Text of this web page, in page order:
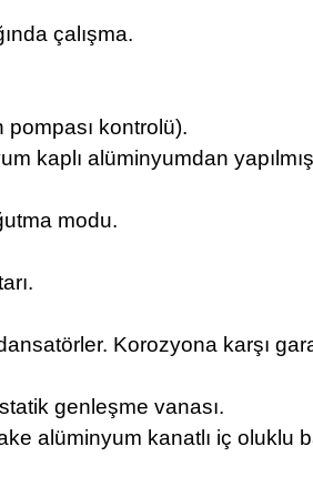
çalışma.
pompası kontrolü).
kaplı alüminyumdan
modu.
Korozyona karşı
genleşme vanası.
alüminyum kanatlı iç oluklu